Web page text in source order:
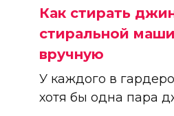
Как стирать
стиральной
вручную
У каждого в
хотя бы одна пара